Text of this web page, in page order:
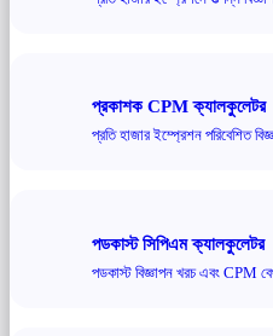
প্রকাশক CPM ক্যালকুলেটর
প্রতি হাজার ইম্প্রেশন পরিবেশিত
পডকাস্ট সিপিএম ক্যালকুলেটর
পডকাস্ট বিজ্ঞাপন খরচ এবং CPM